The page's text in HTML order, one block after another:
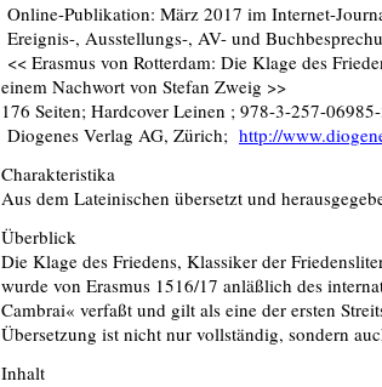
Online-Publikation: März 2017 im Internet-
Ereignis-, Ausstellungs-, AV- und
<< Erasmus von Rotterdam: Die Klage des
einem Nachwort von Stefan Zweig >>
176 Seiten; Hardcover Leinen ; 978-3-257-
Diogenes Verlag AG, Zürich; http://
Charakteristika
Aus dem Lateinischen übersetzt und
Überblick
Die Klage des Friedens, Klassiker der
wurde von Erasmus 1516/17 anläßlich des
Cambrai« verfaßt und gilt als eine der ersten
Übersetzung ist nicht nur vollständig, sondern
Inhalt